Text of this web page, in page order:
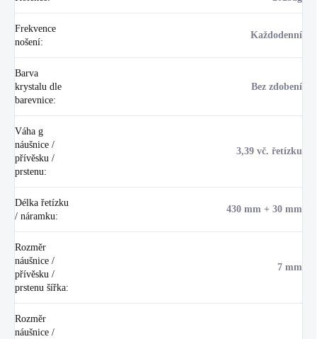
Frekvence
nošení:
Každodenní
Barva
krystalu dle
barevnice:
Bez zdobení
Váha g
náušnice /
přívěsku /
prstenu:
3,39 vč. řetízku
Délka řetízku
/ náramku:
430 mm + 30 mm
Rozměr
náušnice /
přívěsku /
prstenu šířka:
7 mm
Rozměr
náušnice /